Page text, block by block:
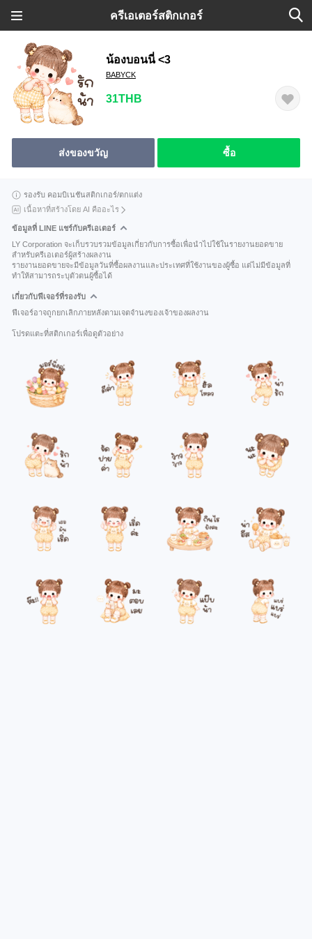
ครีเอเตอร์สติกเกอร์
น้องบอนนี่ <3
BABYCK
31THB
ส่งของขวัญ ซื้อ
รองรับ คอมบิเนชันสติกเกอร์/ตกแต่ง
เนื้อหาที่สร้างโดย AI คืออะไร
ข้อมูลที่ LINE แชร์กับครีเอเตอร์
LY Corporation จะเก็บรวบรวมข้อมูลเกี่ยวกับการซื้อเพื่อนำไปใช้ในรายงานยอดขาย
สำหรับครีเอเตอร์ผู้สร้างผลงาน
รายงานยอดขายจะมีข้อมูลวันที่ซื้อผลงานและประเทศที่ใช้งานของผู้ซื้อ แต่ไม่มีข้อมูลที่
ทำให้สามารถระบุตัวตนผู้ซื้อได้
เกี่ยวกับฟีเจอร์ที่รองรับ
ฟีเจอร์อาจถูกยกเลิกภายหลังตามเจตจำนงของเจ้าของผลงาน
โปรดแตะที่สติกเกอร์เพื่อดูตัวอย่าง